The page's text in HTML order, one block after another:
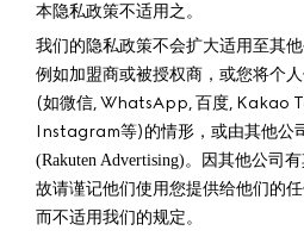
本隐私政策不适用之。
我们的隐私政策不会扩大适用至其
例如加盟商或被授权商，或您将个
(如微信, WhatsApp, 百度, Kakao
Instagram等)的情形，或由其他公
(Rakuten Advertising)。因其他公司
故请谨记他们使用您提供给他们的
而不适用我们的规定。